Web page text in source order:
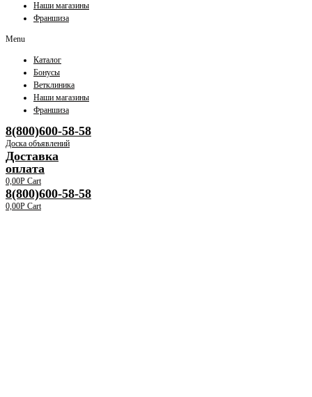
Наши магазины
Франшиза
Menu
Каталог
Бонусы
Ветклиника
Наши магазины
Франшиза
8(800)600-58-58
Доска объявлений
Доставка
оплата
0,00Р Cart
8(800)600-58-58
0,00Р Cart